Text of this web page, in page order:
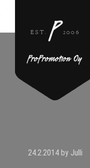
24.2.2014by Julli